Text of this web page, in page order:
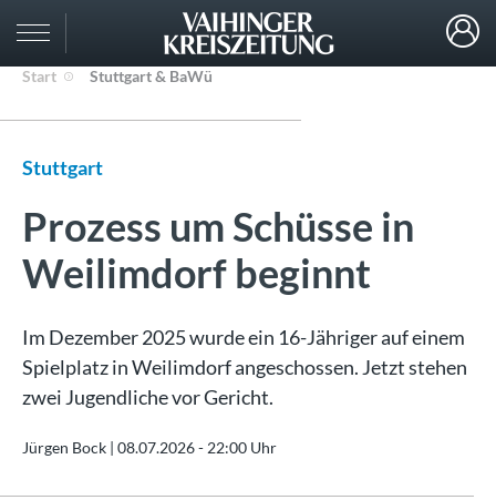
Start Stuttgart & BaWü
Stuttgart
Prozess um Schüsse in
Weilimdorf beginnt
Im Dezember 2025 wurde ein 16-Jähriger auf einem
Spielplatz in Weilimdorf angeschossen. Jetzt stehen
zwei Jugendliche vor Gericht.
Jürgen Bock | 08.07.2026 - 22:00 Uhr